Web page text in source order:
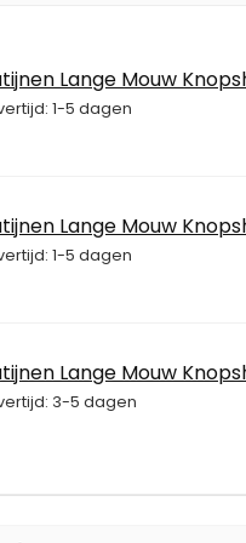
Lange Mouw
1-5 dagen
Lange Mouw
1-5 dagen
Lange Mouw
3-5 dagen